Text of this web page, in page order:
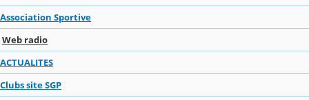
Association Sportive
Web radio
ACTUALITES
Clubs site SGP